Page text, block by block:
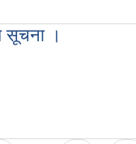
सूचना ।